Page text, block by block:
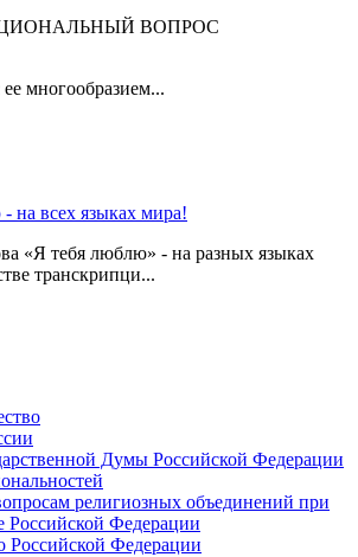
ВОПРОС
многообразием...
на всех языках мира!
«Я тебя люблю» - на разных языках
транскрипци...
Думы Российской Федерации
религиозных объединений при
Российской Федерации
Российской Федерации